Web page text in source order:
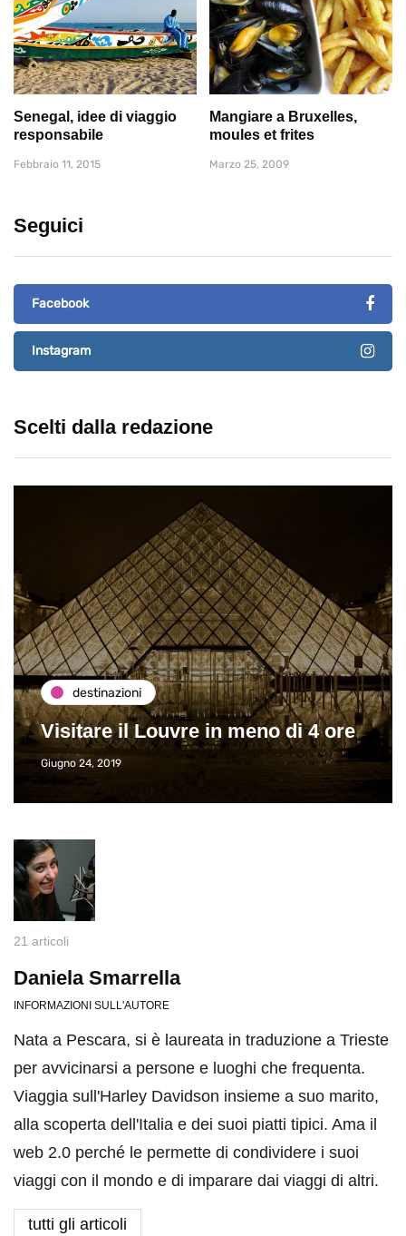
Senegal, idee di viaggio
responsabile
Febbraio 11, 2015
Mangiare a Bruxelles,
moules et frites
Marzo 25, 2009
Seguici
Facebook
Instagram
Scelti dalla redazione
destinazioni
Visitare il Louvre in meno di 4 ore
Giugno 24, 2019
21 articoli
Daniela Smarrella
INFORMAZIONI SULL'AUTORE
Nata a Pescara, si è laureata in traduzione a Trieste
per avvicinarsi a persone e luoghi che frequenta.
Viaggia sull'Harley Davidson insieme a suo marito,
alla scoperta dell'Italia e dei suoi piatti tipici. Ama il
web 2.0 perché le permette di condividere i suoi
viaggi con il mondo e di imparare dai viaggi di altri.
tutti gli articoli